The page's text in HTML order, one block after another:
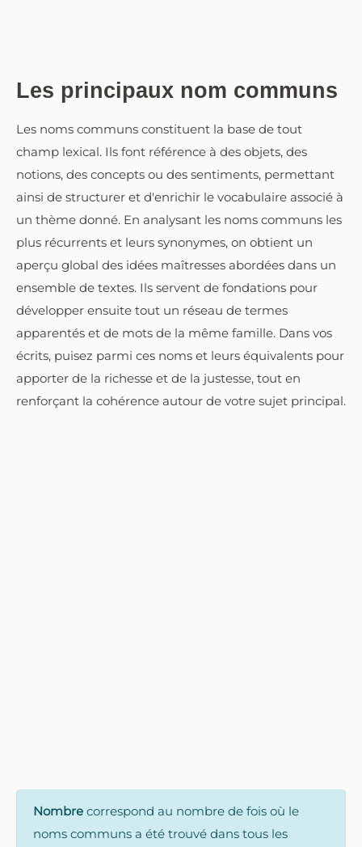
Les principaux nom communs
Les noms communs constituent la base de tout
champ lexical. Ils font référence à des objets, des
notions, des concepts ou des sentiments, permettant
ainsi de structurer et d'enrichir le vocabulaire associé à
un thème donné. En analysant les noms communs les
plus récurrents et leurs synonymes, on obtient un
aperçu global des idées maîtresses abordées dans un
ensemble de textes. Ils servent de fondations pour
développer ensuite tout un réseau de termes
apparentés et de mots de la même famille. Dans vos
écrits, puisez parmi ces noms et leurs équivalents pour
apporter de la richesse et de la justesse, tout en
renforçant la cohérence autour de votre sujet principal.
Nombre correspond au nombre de fois où le
noms communs a été trouvé dans tous les